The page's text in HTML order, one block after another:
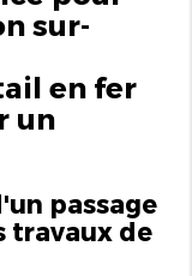
sur-
en fer
un
passage
travaux de